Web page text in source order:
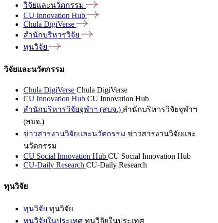
วิจัยและนวัตกรรม
CU Innovation Hub
Chula DigiVerse
สำนักบริหารวิจัย
ทุนวิจัย
วิจัยและนวัตกรรม
Chula DigiVerse Chula DigiVerse
CU Innovation Hub CU Innovation Hub
สำนักบริหารวิจัยจุฬาฯ (สบจ.) สำนักบริหารวิจัยจุฬาฯ
(สบจ.)
ข่าวสารงานวิจัยและนวัตกรรม ข่าวสารงานวิจัยและ
นวัตกรรม
CU Social Innovation Hub CU Social Innovation Hub
CU-Daily Research CU-Daily Research
ทุนวิจัย
ทุนวิจัย ทุนวิจัย
ทุนวิจัยในประเทศ ทุนวิจัยในประเทศ